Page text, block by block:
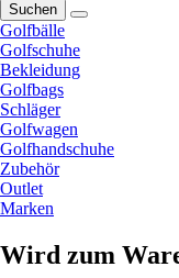
Suchen
Golfbälle
Golfschuhe
Bekleidung
Golfbags
Schläger
Golfwagen
Golfhandschuhe
Zubehör
Outlet
Marken
Wird zum